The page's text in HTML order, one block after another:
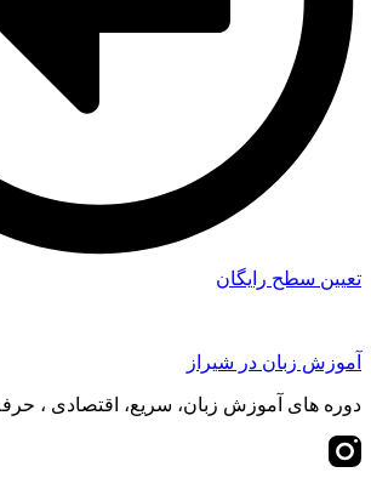
تعیین سطح رایگان
آموزش زبان در شیراز
دوره های آموزش زبان، سریع، اقتصادی ،